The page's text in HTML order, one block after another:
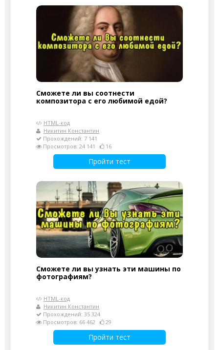
Сможете ли вы соотнести
композитора с его любимой едой?
HTML-код
Никитин Константин
Прохождений: 7 141
Просмотров: 24 141
16
Пройти тест
Сможете ли вы узнать эти машины по
фотографиям?
HTML-код
Никитин Константин
Прохождений: 35 324
Просмотров: 66 462
29
Пройти тест